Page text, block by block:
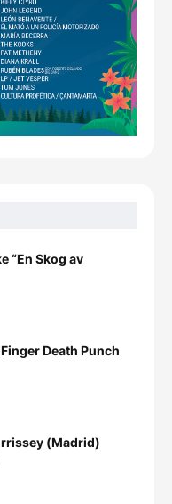
“En Skog av
Death Punch
(Madrid)